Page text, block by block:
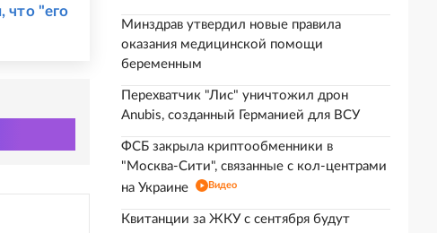
что "его
Минздрав утвердил новые правила
оказания медицинской помощи
беременным
Перехватчик "Лис" уничтожил дрон
Anubis, созданный Германией для ВСУ
ФСБ закрыла криптообменники в
"Москва-Сити", связанные с кол-центрами
на Украине
Видео
Квитанции за ЖКУ с сентября будут